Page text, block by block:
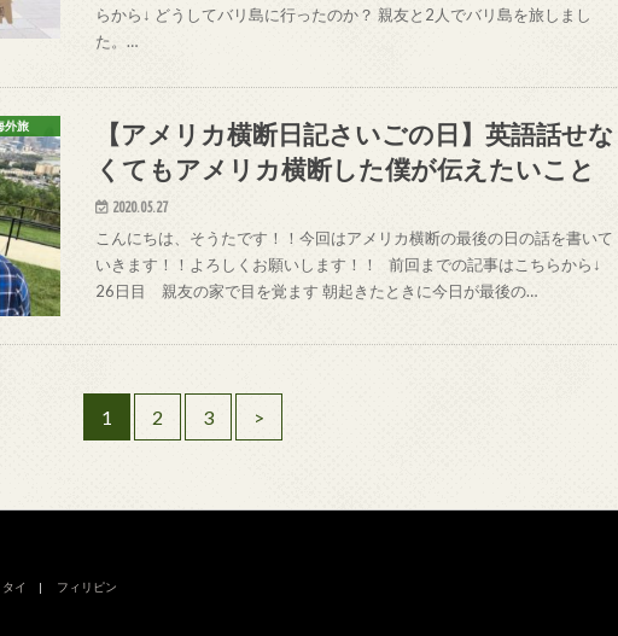
らから↓ どうしてバリ島に行ったのか？ 親友と2人でバリ島を旅しまし
た。…
外旅
【アメリカ横断日記さいごの日】英語話せな
くてもアメリカ横断した僕が伝えたいこと
2020.05.27
こんにちは、そうたです！！今回はアメリカ横断の最後の日の話を書いて
いきます！！よろしくお願いします！！ 前回までの記事はこちらから↓
26日目 親友の家で目を覚ます 朝起きたときに今日が最後の…
1 2 3 >
タイ フィリピン